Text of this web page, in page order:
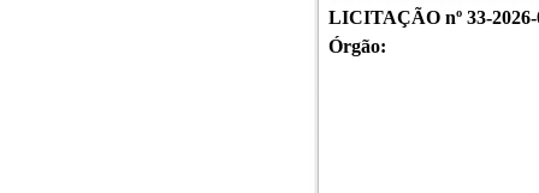
LICITAÇÃO nº 33-
Órgão: